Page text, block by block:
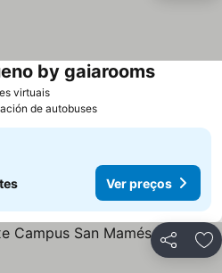
virtuaisVer preços
by gaiaroomsVer
de autobuses
Ver preços
Partilhar